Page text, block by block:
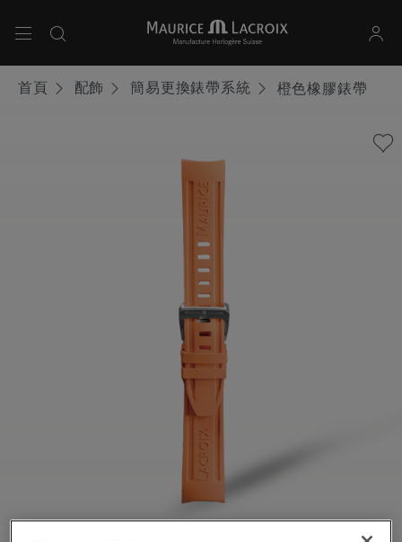
首頁 配飾 簡易更換錶帶系統 橙色橡膠錶帶